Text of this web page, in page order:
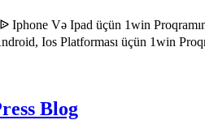
Və Ipad üçün 1win
Ios Platforması üçün 1win
Blog